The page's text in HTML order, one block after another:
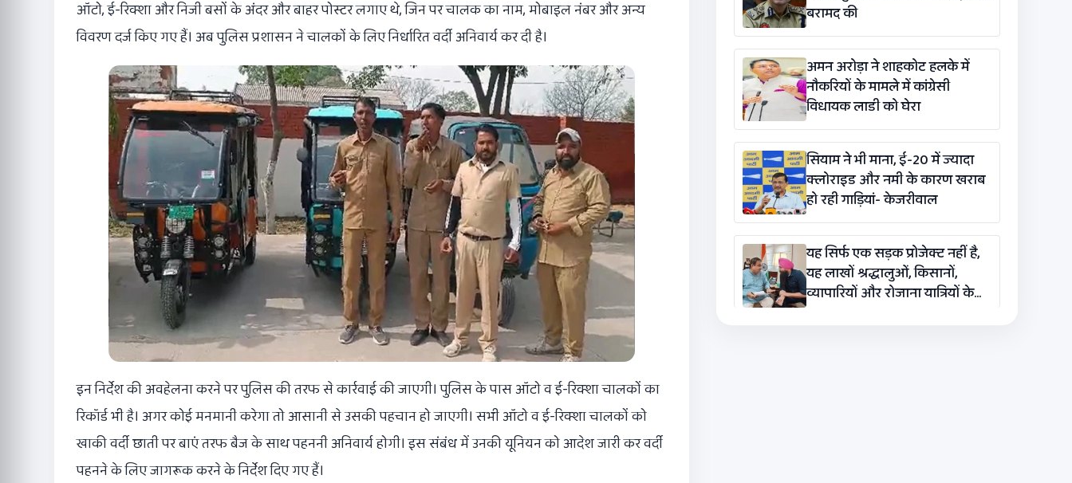
ऑटो, ई-रिक्शा और निजी बसों के अंदर और बाहर पोस्टर लगाए थे, जिन पर चालक का नाम, मोबाइल नंबर और अन्य
विवरण दर्ज किए गए हैं। अब पुलिस प्रशासन ने चालकों के लिए निर्धारित वर्दी अनिवार्य कर दी है।
इन निर्देश की अवहेलना करने पर पुलिस की तरफ से कार्रवाई की जाएगी। पुलिस के पास ऑटो व ई-रिक्शा चालकों का
रिकॉर्ड भी है। अगर कोई मनमानी करेगा तो आसानी से उसकी पहचान हो जाएगी। सभी ऑटो व ई-रिक्शा चालकों को
खाकी वर्दी छाती पर बाएं तरफ बैज के साथ पहननी अनिवार्य होगी। इस संबंध में उनकी यूनियन को आदेश जारी कर वर्दी
पहनने के लिए जागरूक करने के निर्देश दिए गए हैं।
बरामद की
अमन अरोड़ा ने शाहकोट हलके में
नौकरियों के मामले में कांग्रेसी
विधायक लाडी को घेरा
सियाम ने भी माना, ई-20 में ज्यादा
क्लोराइड और नमी के कारण खराब
हो रही गाड़ियां- केजरीवाल
यह सिर्फ एक सड़क प्रोजेक्ट नहीं है,
यह लाखों श्रद्धालुओं, किसानों,
व्यापारियों और रोजाना यात्रियों के